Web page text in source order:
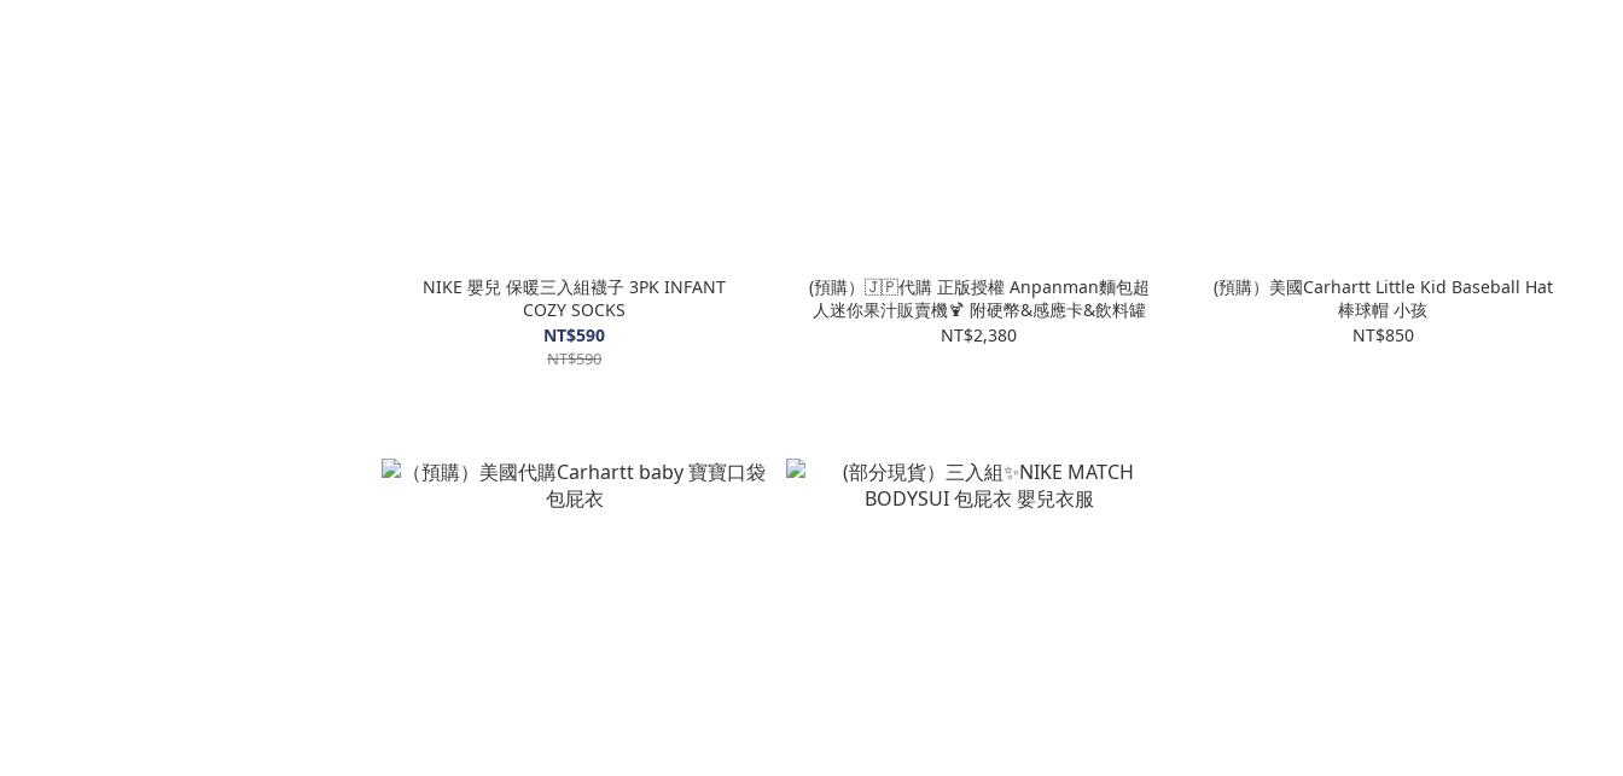
NIKE 嬰兒 保暖三入組襪子 3PK INFANT
COZY SOCKS
NT$590
NT$590
(預購）🇯🇵代購 正版授權 Anpanman麵包超
人迷你果汁販賣機🍹 附硬幣&感應卡&飲料罐
NT$2,380
(預購）美國Carhartt Little Kid Baseball Hat
棒球帽 小孩
NT$850